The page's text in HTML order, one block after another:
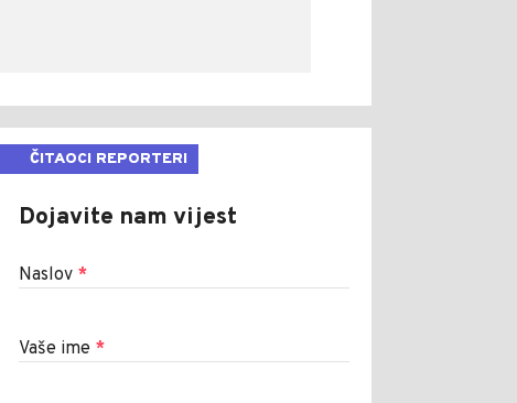
ČITAOCI REPORTERI
Dojavite nam vijest
Naslov *
Vaše ime *